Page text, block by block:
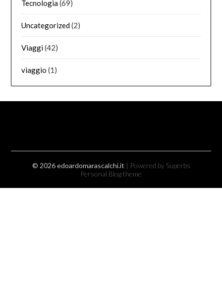
Tecnologia(69)
Uncategorized(2)
Viaggi(42)
viaggio (1)
© 2026 edoardomarascalchi.it | Powered by Superbs
Personal Blog theme